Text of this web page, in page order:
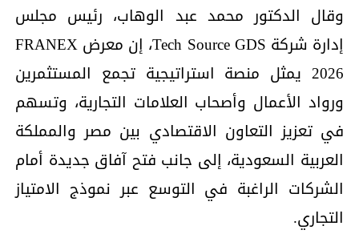
وقال الدكتور محمد عبد الوهاب، رئيس مجلس
إدارة شركة Tech Source GDS، إن معرض FRANEX
2026 يمثل منصة استراتيجية تجمع المستثمرين
ورواد الأعمال وأصحاب العلامات التجارية، وتسهم
في تعزيز التعاون الاقتصادي بين مصر والمملكة
العربية السعودية، إلى جانب فتح آفاق جديدة أمام
الشركات الراغبة في التوسع عبر نموذج الامتياز
التجاري.